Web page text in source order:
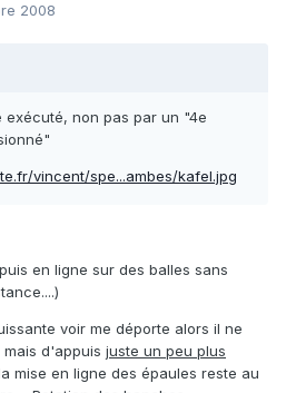
2008
exécuté, non pas par un "4e
vincent/spe...ambes/kafel.jpg
en ligne sur des balles sans
voir me déporte alors il ne
d'appuis juste un peu plus
mise en ligne des épaules reste au